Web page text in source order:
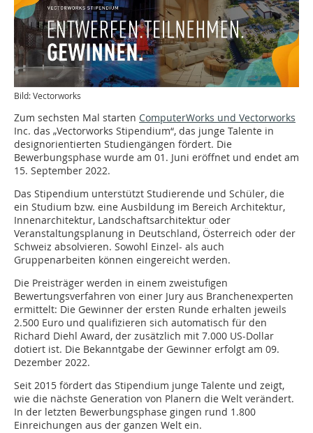
Bild: Vectorworks
Zum sechsten Mal starten ComputerWorks und Vectorworks
Inc. das „Vectorworks Stipendium“, das junge Talente in
designorientierten Studiengängen fördert. Die
Bewerbungsphase wurde am 01. Juni eröffnet und endet am
15. September 2022.
Das Stipendium unterstützt Studierende und Schüler, die
ein Studium bzw. eine Ausbildung im Bereich Architektur,
Innenarchitektur, Landschaftsarchitektur oder
Veranstaltungsplanung in Deutschland, Österreich oder der
Schweiz absolvieren. Sowohl Einzel- als auch
Gruppenarbeiten können eingereicht werden.
Die Preisträger werden in einem zweistufigen
Bewertungsverfahren von einer Jury aus Branchenexperten
ermittelt: Die Gewinner der ersten Runde erhalten jeweils
2.500 Euro und qualifizieren sich automatisch für den
Richard Diehl Award, der zusätzlich mit 7.000 US-Dollar
dotiert ist. Die Bekanntgabe der Gewinner erfolgt am 09.
Dezember 2022.
Seit 2015 fördert das Stipendium junge Talente und zeigt,
wie die nächste Generation von Planern die Welt verändert.
In der letzten Bewerbungsphase gingen rund 1.800
Einreichungen aus der ganzen Welt ein.